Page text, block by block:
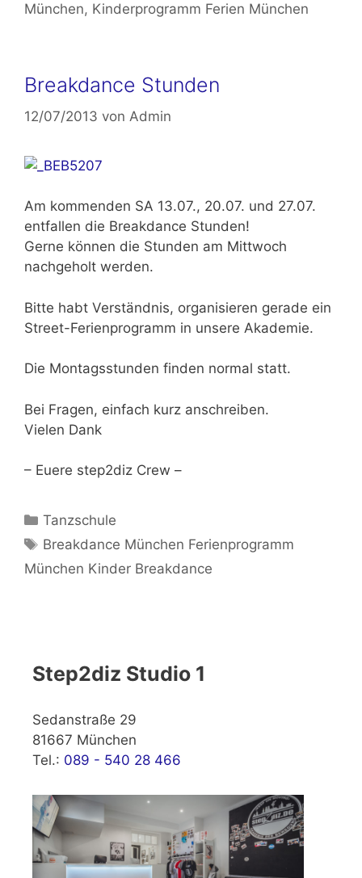
München, Kinderprogramm Ferien München
Breakdance Stunden
12/07/2013 von Admin
Am kommenden SA 13.07., 20.07. und 27.07.
entfallen die Breakdance Stunden!
Gerne können die Stunden am Mittwoch
nachgeholt werden.
Bitte habt Verständnis, organisieren gerade ein
Street-Ferienprogramm in unsere Akademie.
Die Montagsstunden finden normal statt.
Bei Fragen, einfach kurz anschreiben.
Vielen Dank
– Euere step2diz Crew –
Kategorien
Tanzschule
Schlagwörter
Breakdance München Ferienprogramm
München Kinder Breakdance
Step2diz Studio 1
Sedanstraße 29
81667 München
Tel.: 089 - 540 28 466